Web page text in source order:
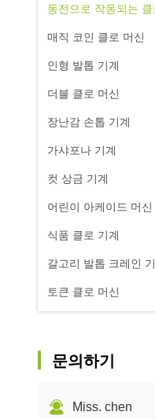
동전으로 작동되는 클
매직 코인 클로 머신
인형 발톱 기계
더블 클로 머신
장난감 손톱 기계
가샤포나 기계
컷 상금 기계
어린이 아케이드 머신
식품 클로 기계
갈고리 발톱 크레인
토큰 클로 머신
문의하기
Miss. chen